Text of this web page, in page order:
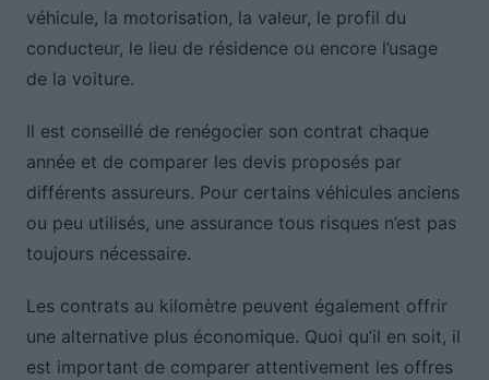
véhicule, la motorisation, la valeur, le profil du
conducteur, le lieu de résidence ou encore l’usage
de la voiture.
Il est conseillé de renégocier son contrat chaque
année et de comparer les devis proposés par
différents assureurs. Pour certains véhicules anciens
ou peu utilisés, une assurance tous risques n’est pas
toujours nécessaire.
Les contrats au kilomètre peuvent également offrir
une alternative plus économique. Quoi qu’il en soit, il
est important de comparer attentivement les offres